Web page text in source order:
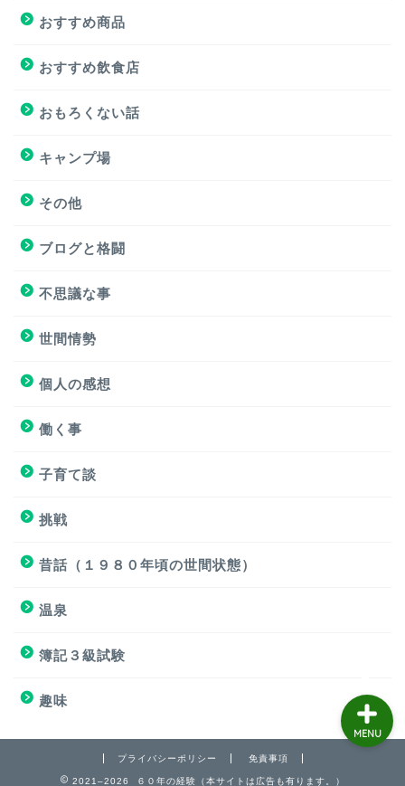
おすすめ商品
おすすめ飲食店
おもろくない話
キャンプ場
その他
ブログと格闘
不思議な事
世間情勢
個人の感想
働く事
子育て談
挑戦
昔話（１９８０年頃の世間状態）
温泉
簿記３級試験
趣味
プライバシーポリシー 免責事項
2021–2026 ６０年の経験（本サイトは広告も有ります。）
MENU
おもろくない話